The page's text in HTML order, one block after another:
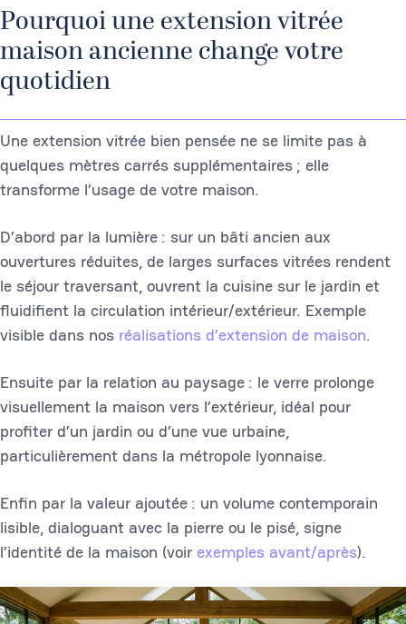
Pourquoi une extension vitrée
maison ancienne change votre
quotidien
Une extension vitrée bien pensée ne se limite pas à
quelques mètres carrés supplémentaires ; elle
transforme l’usage de votre maison.
D’abord par la lumière : sur un bâti ancien aux
ouvertures réduites, de larges surfaces vitrées rendent
le séjour traversant, ouvrent la cuisine sur le jardin et
fluidifient la circulation intérieur/extérieur. Exemple
visible dans nos réalisations d’extension de maison.
Ensuite par la relation au paysage : le verre prolonge
visuellement la maison vers l’extérieur, idéal pour
profiter d’un jardin ou d’une vue urbaine,
particulièrement dans la métropole lyonnaise.
Enfin par la valeur ajoutée : un volume contemporain
lisible, dialoguant avec la pierre ou le pisé, signe
l’identité de la maison (voir exemples avant/après).